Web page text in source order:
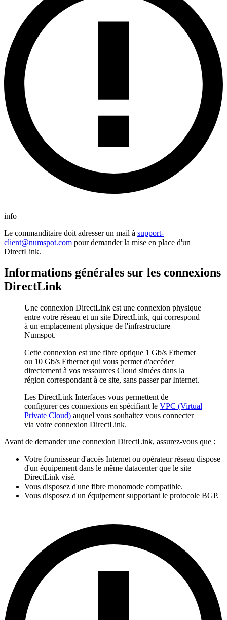
info
Le commanditaire doit adresser un mail à support-
client@numspot.com pour demander la mise en place d'un
DirectLink.
Informations générales sur les connexions
DirectLink
Une connexion DirectLink est une connexion physique
entre votre réseau et un site DirectLink, qui correspond
à un emplacement physique de l'infrastructure
Numspot.
Cette connexion est une fibre optique 1 Gb/s Ethernet
ou 10 Gb/s Ethernet qui vous permet d'accéder
directement à vos ressources Cloud situées dans la
région correspondant à ce site, sans passer par Internet.
Les DirectLink Interfaces vous permettent de
configurer ces connexions en spécifiant le VPC (Virtual
Private Cloud) auquel vous souhaitez vous connecter
via votre connexion DirectLink.
Avant de demander une connexion DirectLink, assurez-vous que :
Votre fournisseur d'accès Internet ou opérateur réseau dispose
d'un équipement dans le même datacenter que le site
DirectLink visé.
Vous disposez d'une fibre monomode compatible.
Vous disposez d'un équipement supportant le protocole BGP.